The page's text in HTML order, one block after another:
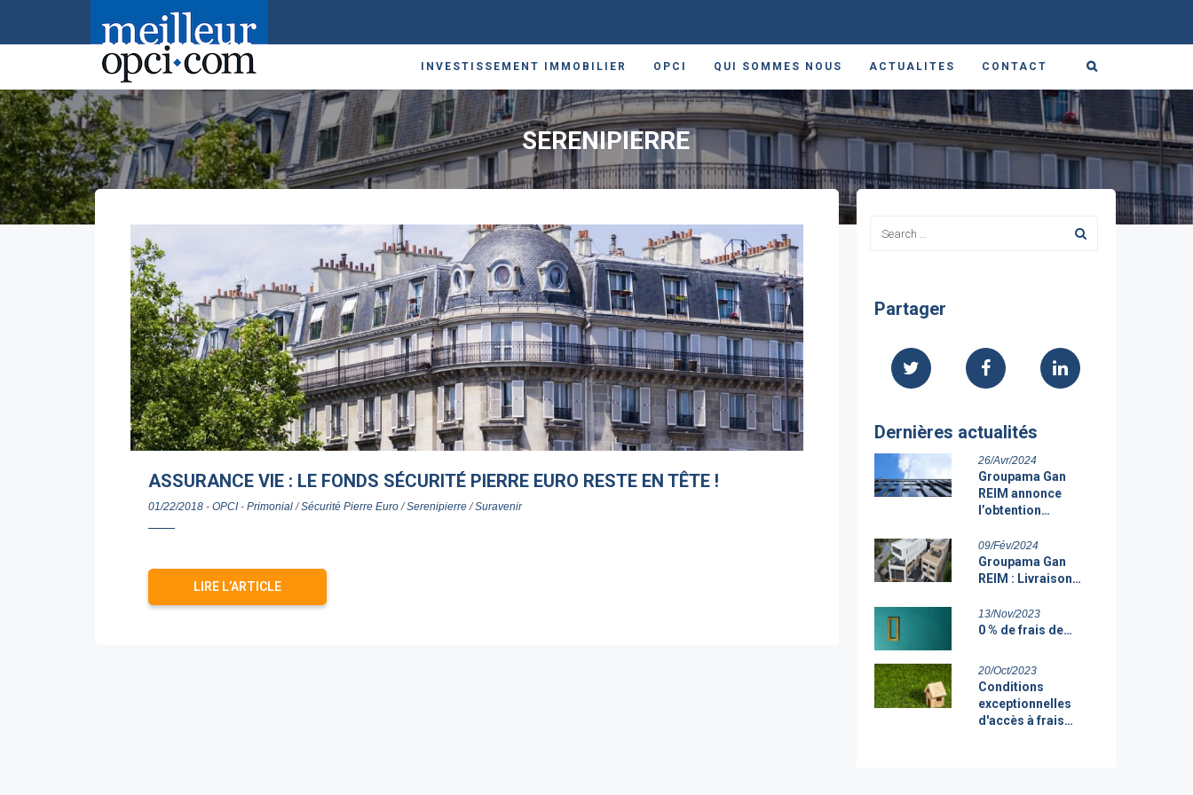
INVESTISSEMENT IMMOBILIER OPCI QUI SOMMES NOUS ACTUALITES CONTACT
Accueil>Serenipierre
SERENIPIERRE
ASSURANCE VIE : LE FONDS SÉCURITÉ PIERRE EURO RESTE EN TÊTE !
01/22/2018 - OPCI- Primonial /Sécurité Pierre Euro /Serenipierre /Suravenir
LIRE L’ARTICLE
Partager
Dernières actualités
26/Avr/2024
Groupama Gan
REIM annonce
l’obtention…
09/Fév/2024
Groupama Gan
REIM : Livraison…
13/Nov/2023
0 % de frais de…
20/Oct/2023
Conditions
exceptionnelles
d'accès à frais…